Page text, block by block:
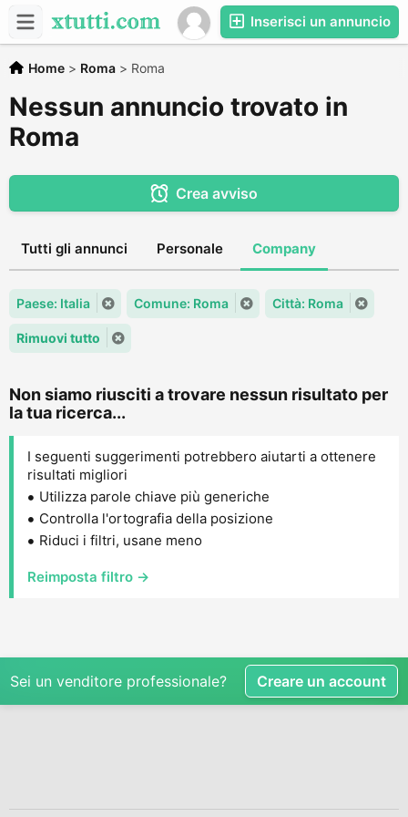
Inserisci un annuncio
Home > Roma > Roma
Nessun annuncio trovato in
Roma
Crea avviso
Tutti gli annunci Personale Company
Paese: Italia Comune: Roma Città: Roma
Rimuovi tutto
Non siamo riusciti a trovare nessun risultato per
la tua ricerca...
I seguenti suggerimenti potrebbero aiutarti a ottenere
risultati migliori
Utilizza parole chiave più generiche
Controlla l'ortografia della posizione
Riduci i filtri, usane meno
Reimposta filtro →
Sei un venditore professionale? Creare un account